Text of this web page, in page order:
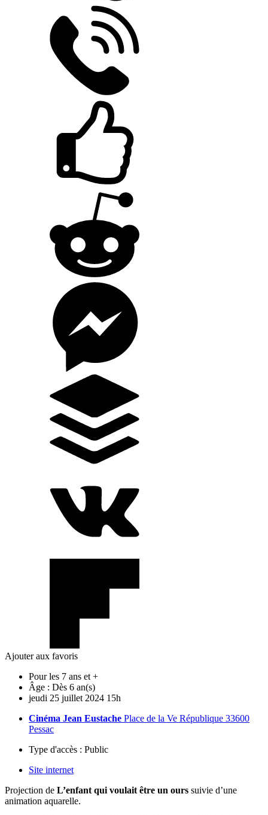
Ajouter aux favoris
Pour les 7 ans et +
Âge : Dès 6 an(s)
jeudi 25 juillet 2024 15h
Cinéma Jean Eustache Place de la Ve République 33600
Pessac
Type d'accès : Public
Site internet
Projection de L’enfant qui voulait être un ours suivie d’une
animation aquarelle.